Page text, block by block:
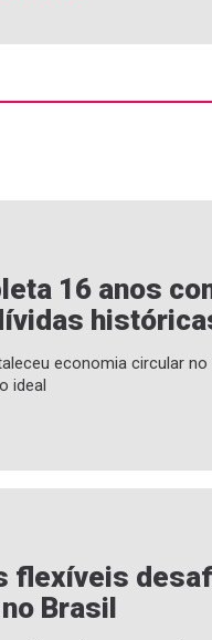
16 anos
economia circular no
ideal
flexíveis
Brasil